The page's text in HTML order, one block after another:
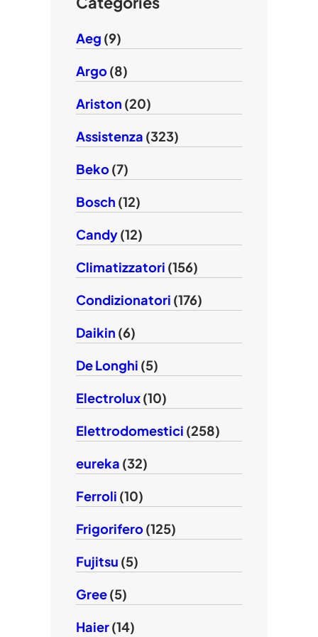
Aeg (9)
Argo(8)
Ariston (20)
Assistenza (323)
Beko(7)
Bosch (12)
Candy(12)
Climatizzatori (156)
Condizionatori (176)
Daikin (6)
De Longhi (5)
Electrolux(10)
Elettrodomestici (258)
eureka (32)
Ferroli (10)
Frigorifero(125)
Fujitsu (5)
Gree(5)
Haier(14)